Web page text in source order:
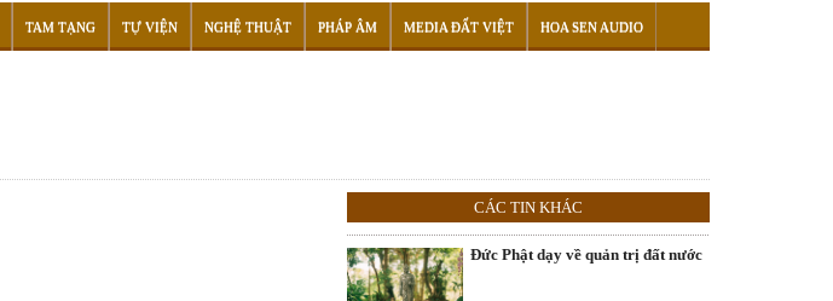
TAM TẠNG TỰ VIỆN NGHỆ THUẬT PHÁP ÂM MEDIA ĐẤT VIỆT HOA SEN AUDIO
CÁC TIN KHÁC
Đức Phật dạy về quản trị đất nước